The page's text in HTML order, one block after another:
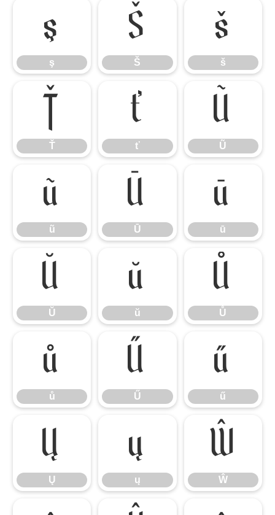
ş
ş
Š
Š
š
š
Ť
Ť
ť
ť
Ũ
Ũ
ũ
ũ
Ū
Ū
ū
ū
Ŭ
Ŭ
ŭ
ŭ
Ů
Ů
ů
ů
Ű
Ű
ű
ű
Ų
Ų
ų
ų
Ŵ
Ŵ